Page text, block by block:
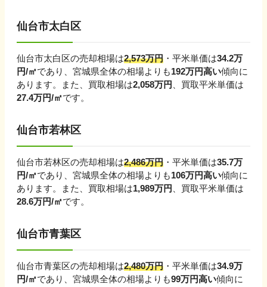
仙台市太白区
仙台市太白区の売却相場は2,573万円 ・平米単価は34.2万
円/㎡であり、 宮城県全体の相場よりも192万円高い傾向に
あります。
また、買取相場は2,058万円 、買取平米単価は
27.4万円/㎡です。
仙台市若林区
仙台市若林区の売却相場は2,486万円 ・平米単価は35.7万
円/㎡であり、 宮城県全体の相場よりも106万円高い傾向に
あります。
また、買取相場は1,989万円 、買取平米単価は
28.6万円/㎡です。
仙台市青葉区
仙台市青葉区の売却相場は2,480万円 ・平米単価は34.9万
円/㎡であり、 宮城県全体の相場よりも99万円高い傾向に